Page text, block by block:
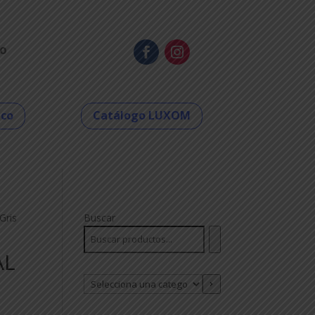
Catálogo LUXOM
Buscar
Selecciona
una